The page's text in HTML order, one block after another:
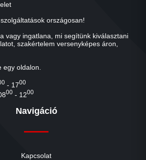
országosan!
vagy ingatlana, mi segítünk kiválasztani
szakértelem versenyképes áron,
oldalon.
- 1700
00 - 1200
Navigáció
Kapcsolat